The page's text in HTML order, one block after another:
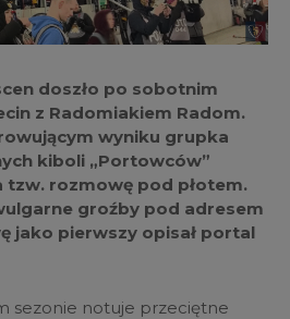
doszło po sobotnim
z Radomiakiem Radom.
wyniku grupka
kiboli „Portowców”
tzw. rozmowę pod płotem.
groźby pod adresem
jako pierwszy opisał portal
sezonie notuje przeciętne